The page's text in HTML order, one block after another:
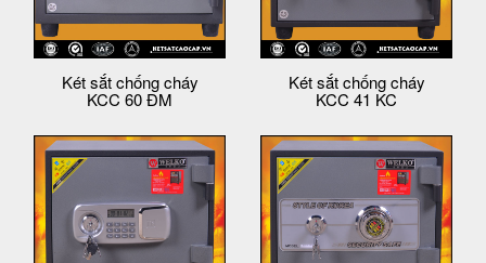
Két sắt chống cháy
KCC 60 ĐM
Két sắt chống cháy
KCC 41 KC